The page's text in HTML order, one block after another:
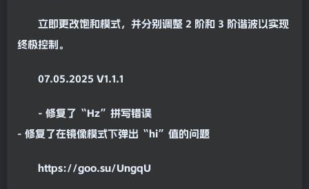
立即更改饱和模式，并分别调整 2 阶和 3 阶谐波以实现
终极控制。
07.05.2025 V1.1.1
- 修复了“Hz”拼写错误
- 修复了在镜像模式下弹出“hi”值的问题
https://goo.su/UngqU